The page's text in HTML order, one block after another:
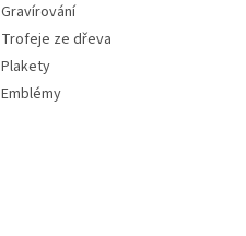
Gravírování
Trofeje ze dřeva
Plakety
Emblémy